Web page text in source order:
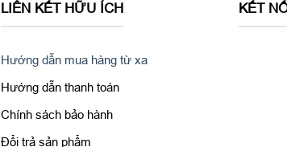
LIÊN KẾT HỮU ÍCH
Hướng dẫn mua hàng từ xa
Hướng dẫn thanh toán
Chính sách bảo hành
Đổi trả sản phẩm
KẾT